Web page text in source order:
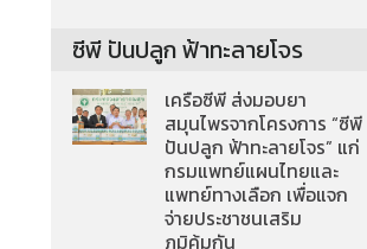
ซีพี ปันปลูก ฟ้าทะลายโจร
เครือซีพี ส่งมอบยา
สมุนไพรจากโครงการ “ซีพี
ปันปลูก ฟ้าทะลายโจร” แก่
กรมแพทย์แผนไทยและ
แพทย์ทางเลือก เพื่อแจก
จ่ายประชาชนเสริม
ภูมิคุ้มกัน